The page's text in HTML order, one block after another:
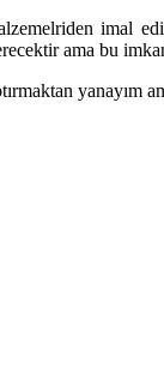
imal
ama bu
yanayım